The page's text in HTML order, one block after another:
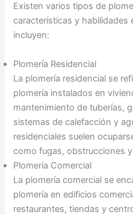
Existen varios tipos de
características y habilidades
incluyen:
Plomería Residencial
La plomería residencial se
plomería instalados en
mantenimiento de tuberías,
sistemas de calefacción y
residenciales suelen
como fugas, obstrucciones
Plomería Comercial
La plomería comercial se
plomería en edificios
restaurantes, tiendas y